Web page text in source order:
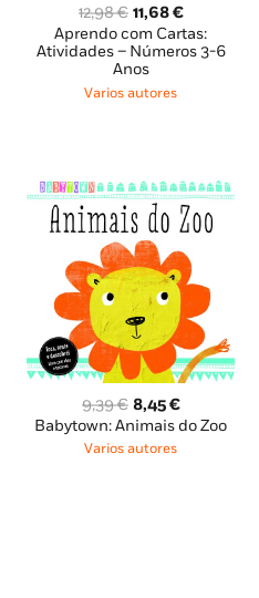
12,98€ O
preço
original
era:
12,98 €.
11,68€O
preço
atual
Aprendo com Cartas:
Atividades – Números 3-6
Anos
Varios autores
9,39€ O
preço
original
8,45€O
preço
Babytown: Animais do Zoo
Varios autores